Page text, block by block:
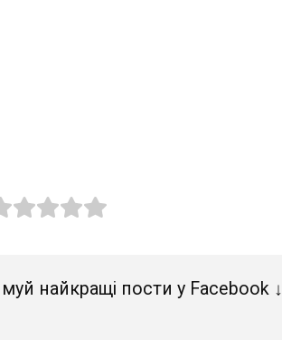
найкращі пости у Facebook ↓